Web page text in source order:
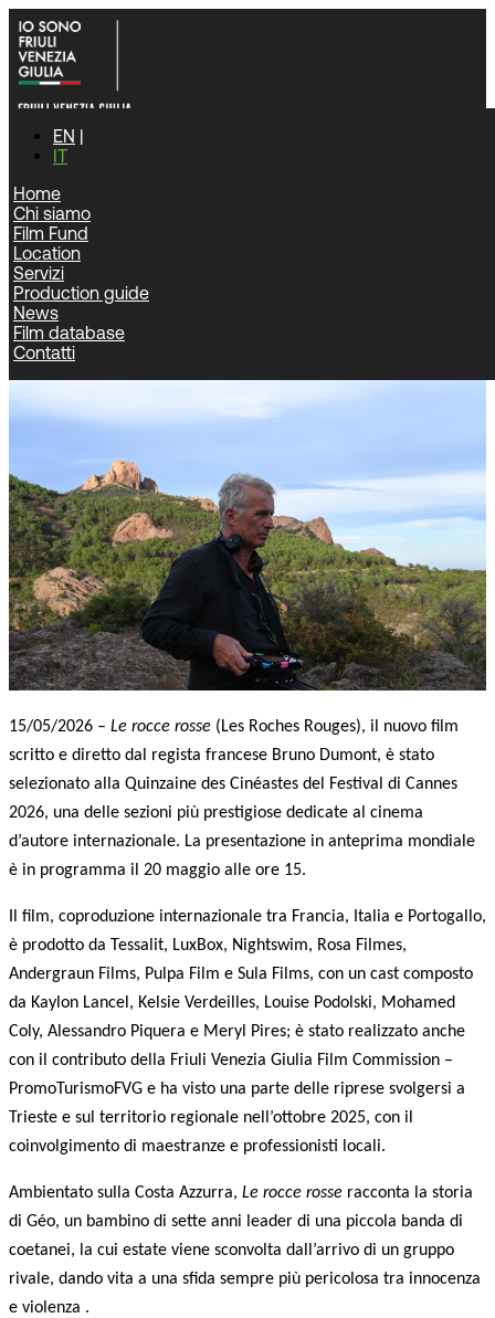
EN
IT
Home
Chi siamo
Film Fund
Location
Servizi
Production guide
News
Film database
Contatti
Home| News
“Le rocce rosse” di Bruno Dumont alla prestigiosa Quinzaine
des cineastes del Festival di Cannes 2026
News
15/05/2026 – Le rocce rosse (Les Roches Rouges), il nuovo film
scritto e diretto dal regista francese Bruno Dumont, è stato
selezionato alla Quinzaine des Cinéastes del Festival di Cannes
2026, una delle sezioni più prestigiose dedicate al cinema
d’autore internazionale. La presentazione in anteprima mondiale
è in programma il 20 maggio alle ore 15.
Il film, coproduzione internazionale tra Francia, Italia e Portogallo,
è prodotto da Tessalit, LuxBox, Nightswim, Rosa Filmes,
Andergraun Films, Pulpa Film e Sula Films, con un cast composto
da Kaylon Lancel, Kelsie Verdeilles, Louise Podolski, Mohamed
Coly, Alessandro Piquera e Meryl Pires; è stato realizzato anche
con il contributo della Friuli Venezia Giulia Film Commission –
PromoTurismoFVG e ha visto una parte delle riprese svolgersi a
Trieste e sul territorio regionale nell’ottobre 2025, con il
coinvolgimento di maestranze e professionisti locali.
Ambientato sulla Costa Azzurra, Le rocce rosse racconta la storia
di Géo, un bambino di sette anni leader di una piccola banda di
coetanei, la cui estate viene sconvolta dall’arrivo di un gruppo
rivale, dando vita a una sfida sempre più pericolosa tra innocenza
e violenza .